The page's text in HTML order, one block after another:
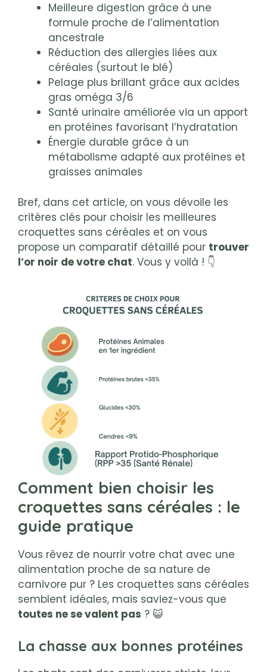
Meilleure digestion grâce à une
formule proche de l’alimentation
ancestrale
Réduction des allergies liées aux
céréales (surtout le blé)
Pelage plus brillant grâce aux acides
gras oméga 3/6
Santé urinaire améliorée via un apport
en protéines favorisant l’hydratation
Énergie durable grâce à un
métabolisme adapté aux protéines et
graisses animales
Bref, dans cet article, on vous dévoile les
critères clés pour choisir les meilleures
croquettes sans céréales et on vous
propose un comparatif détaillé pour trouver
l’or noir de votre chat. Vous y voilà ! 👇
Comment bien choisir les
croquettes sans céréales : le
guide pratique
Vous rêvez de nourrir votre chat avec une
alimentation proche de sa nature de
carnivore pur ? Les croquettes sans céréales
semblent idéales, mais saviez-vous que
toutes ne se valent pas ? 😺
La chasse aux bonnes protéines